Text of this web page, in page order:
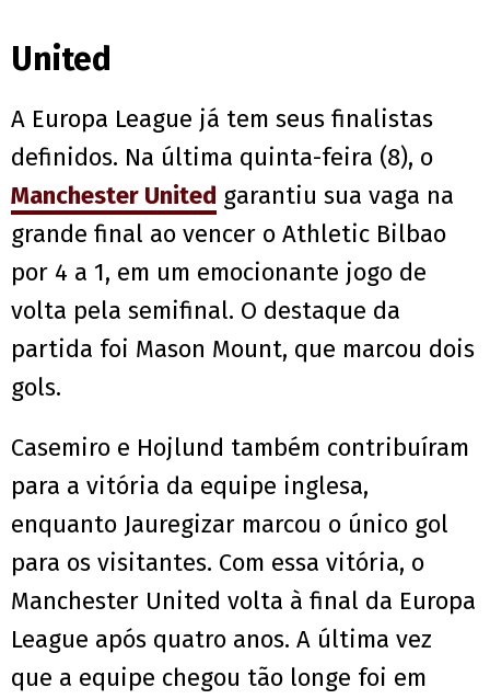
United
A Europa League já tem seus finalistas
definidos. Na última quinta-feira (8), o
Manchester United garantiu sua vaga na
grande final ao vencer o Athletic Bilbao
por 4 a 1, em um emocionante jogo de
volta pela semifinal. O destaque da
partida foi Mason Mount, que marcou dois
gols.
Casemiro e Hojlund também contribuíram
para a vitória da equipe inglesa,
enquanto Jauregizar marcou o único gol
para os visitantes. Com essa vitória, o
Manchester United volta à final da Europa
League após quatro anos. A última vez
que a equipe chegou tão longe foi em